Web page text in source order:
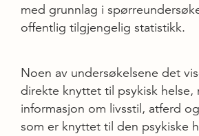
med grunnlag i
offentlig tilgjengelig statistikk.
Noen av undersøkelsene det
direkte knyttet til psykisk helse,
informasjon om livsstil, atferd
som er knyttet til den psykiske